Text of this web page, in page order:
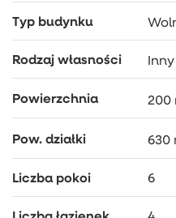
Parter :
dwa niezależne
kawalerka (pokój z
mieszkanie
dwa przestronne pokoje
kuchnia,
Typ budynku
Rodzaj własności Inny
Powierzchnia 200
Pow. działki 630
Liczba pokoi 6